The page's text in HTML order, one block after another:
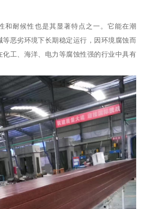
和耐候性也是其显著特点之一。它能在潮
等恶劣环境下长期稳定运行，因环境腐蚀而
化工、海洋、电力等腐蚀性强的行业中具有